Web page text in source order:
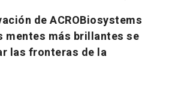
de ACROBiosystems
mentes más brillantes se
las fronteras de la